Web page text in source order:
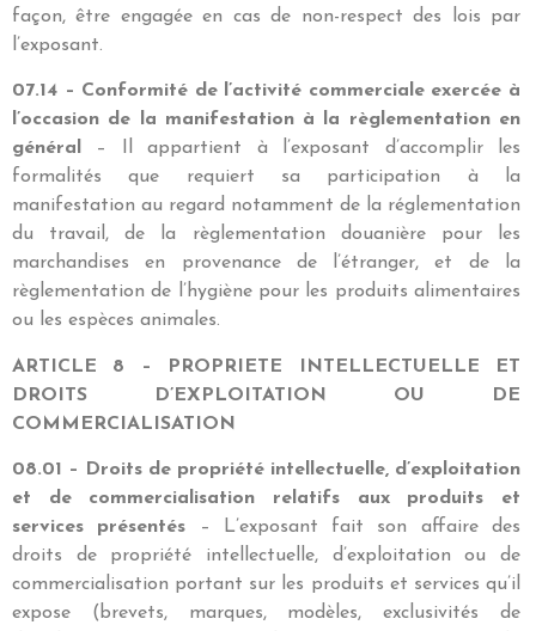
façon, être engagée en cas de non-respect des lois par
l’exposant.
07.14 – Conformité de l’activité commerciale exercée à
l’occasion de la manifestation à la règlementation en
général – Il appartient à l’exposant d’accomplir les
formalités que requiert sa participation à la
manifestation au regard notamment de la réglementation
du travail, de la règlementation douanière pour les
marchandises en provenance de l’étranger, et de la
règlementation de l’hygiène pour les produits alimentaires
ou les espèces animales.
ARTICLE 8 – PROPRIETE INTELLECTUELLE ET
DROITS D’EXPLOITATION OU DE
COMMERCIALISATION
08.01 – Droits de propriété intellectuelle, d’exploitation
et de commercialisation relatifs aux produits et
services présentés – L’exposant fait son affaire des
droits de propriété intellectuelle, d’exploitation ou de
commercialisation portant sur les produits et services qu’il
expose (brevets, marques, modèles, exclusivités de